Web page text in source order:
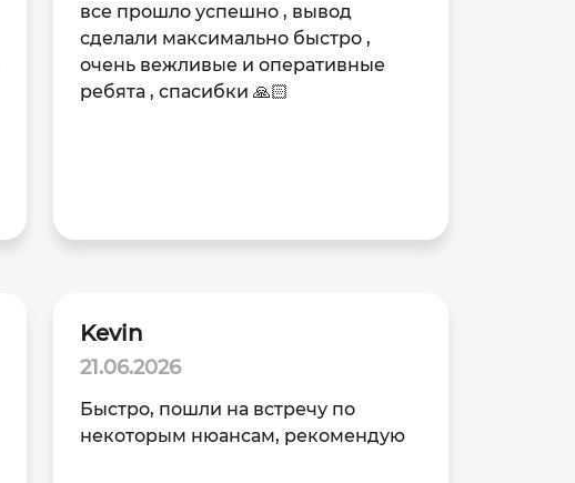
все прошло успешно , вывод
сделали максимально быстро ,
очень вежливые и оперативные
ребята , спасибки 🙏🏻
Kevin
21.06.2026
Быстро, пошли на встречу по
некоторым нюансам, рекомендую